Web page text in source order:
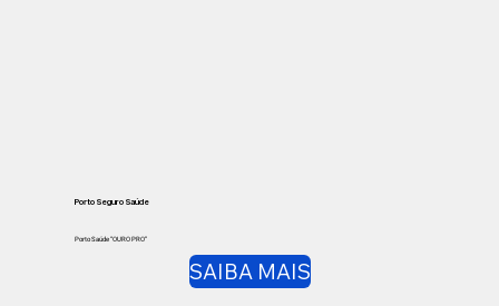
Porto Seguro Saúde
Porto Saúde “OURO PRO”
SAIBA MAIS